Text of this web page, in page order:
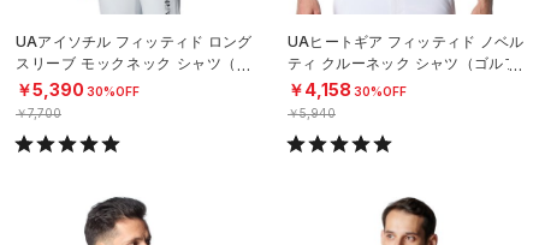
UAアイソチル フィッティド ロング
スリーブ モックネック シャツ（ゴ
ルフ/MEN）
￥5,390 30%OFF
￥7,700
UAヒートギア フィッティド ノベル
ティ クルーネック シャツ（ゴルフ/
MEN）
￥4,158 30%OFF
￥5,940